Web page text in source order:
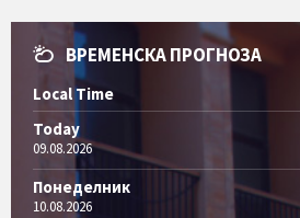
ВРЕМЕНСКА ПРОГНОЗА
Local Time
Today
09.08.2026
Понеделник
10.08.2026